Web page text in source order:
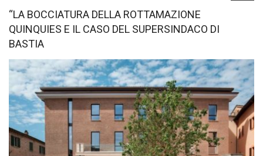
“LA BOCCIATURA DELLA ROTTAMAZIONE
QUINQUIES E IL CASO DEL SUPERSINDACO DI
BASTIA